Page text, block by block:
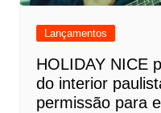
Lançamentos
HOLIDAY NICE
do interior
permissão para